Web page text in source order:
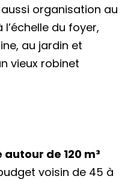
organisation au
l’échelle du foyer,
au jardin et
vieux robinet
de 120 m³
voisin de 45 à